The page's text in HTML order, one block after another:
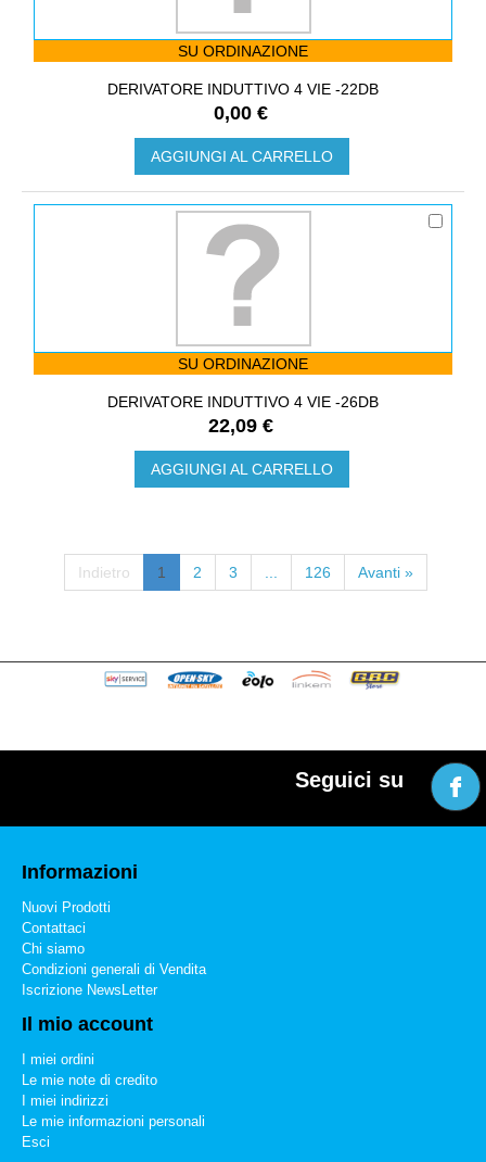
SU ORDINAZIONE
DERIVATORE INDUTTIVO 4 VIE -22DB
0,00 €
AGGIUNGI AL CARRELLO
SU ORDINAZIONE
DERIVATORE INDUTTIVO 4 VIE -26DB
22,09 €
AGGIUNGI AL CARRELLO
Indietro 1 2 3 126 Avanti »
Seguici su
Informazioni
Nuovi Prodotti
Contattaci
Chi siamo
Condizioni generali di Vendita
Iscrizione NewsLetter
Il mio account
I miei ordini
Le mie note di credito
I miei indirizzi
Le mie informazioni personali
Esci